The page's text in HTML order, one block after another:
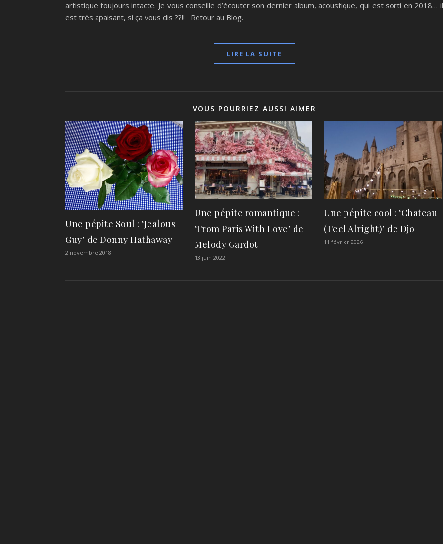
artistique toujours intacte. Je vous conseille d’écouter son dernier album, acoustique, qui est sorti en 2018… il
est très apaisant, si ça vous dis ??!! Retour au Blog.
LIRE LA SUITE
VOUS POURRIEZ AUSSI AIMER
Une pépite Soul : ‘Jealous
Guy’ de Donny Hathaway
2 novembre 2018
Une pépite romantique :
‘From Paris With Love’ de
Melody Gardot
13 juin 2022
Une pépite cool : ‘Chateau
(Feel Alright)’ de Djo
11 février 2026